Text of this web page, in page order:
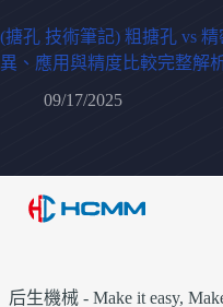
(搪孔 技術筆記) 粗搪孔 vs
異、應用與精度比較完整解
09/17/2025
后生機械 - Make it easy,